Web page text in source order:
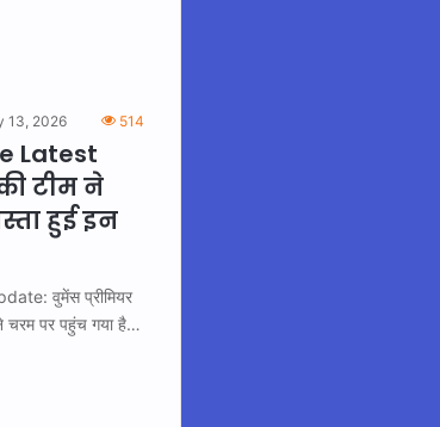
13, 2026 514
Latest
टीम ने
हुई इन
वुमेंस प्रीमियर
चरम पर पहुंच गया है…